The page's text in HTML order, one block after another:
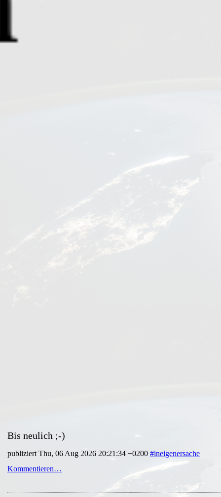
Bis neulich ;-)
publiziert Thu, 06 Aug 2026 20:21:34 +0200 #ineigenersache
Kommentieren…